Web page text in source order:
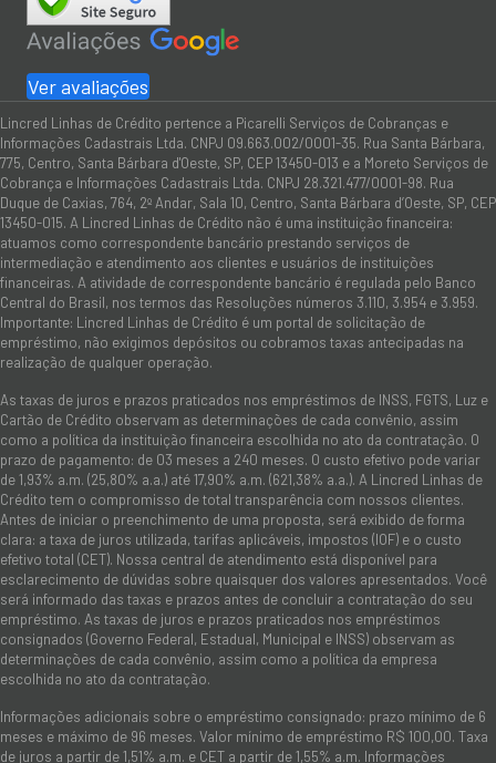
Ver avaliações
Lincred Linhas de Crédito pertence a Picarelli Serviços de Cobranças e
Informações Cadastrais Ltda. CNPJ 09.663.002/0001-35. Rua Santa Bárbara,
775, Centro, Santa Bárbara d'Oeste, SP, CEP 13450-013 e a Moreto Serviços de
Cobrança e Informações Cadastrais Ltda. CNPJ 28.321.477/0001-98. Rua
Duque de Caxias, 764, 2º Andar, Sala 10, Centro, Santa Bárbara d’Oeste, SP, CEP
13450-015. A Lincred Linhas de Crédito não é uma instituição financeira:
atuamos como correspondente bancário prestando serviços de
intermediação e atendimento aos clientes e usuários de instituições
financeiras. A atividade de correspondente bancário é regulada pelo Banco
Central do Brasil, nos termos das Resoluções números 3.110, 3.954 e 3.959.
Importante: Lincred Linhas de Crédito é um portal de solicitação de
empréstimo, não exigimos depósitos ou cobramos taxas antecipadas na
realização de qualquer operação.
As taxas de juros e prazos praticados nos empréstimos de INSS, FGTS, Luz e
Cartão de Crédito observam as determinações de cada convênio, assim
como a política da instituição financeira escolhida no ato da contratação. O
prazo de pagamento: de 03 meses a 240 meses. O custo efetivo pode variar
de 1,93% a.m. (25,80% a.a.) até 17,90% a.m. (621,38% a.a.). A Lincred Linhas de
Crédito tem o compromisso de total transparência com nossos clientes.
Antes de iniciar o preenchimento de uma proposta, será exibido de forma
clara: a taxa de juros utilizada, tarifas aplicáveis, impostos (IOF) e o custo
efetivo total (CET). Nossa central de atendimento está disponível para
esclarecimento de dúvidas sobre quaisquer dos valores apresentados. Você
será informado das taxas e prazos antes de concluir a contratação do seu
empréstimo. As taxas de juros e prazos praticados nos empréstimos
consignados (Governo Federal, Estadual, Municipal e INSS) observam as
determinações de cada convênio, assim como a política da empresa
escolhida no ato da contratação.
Informações adicionais sobre o empréstimo consignado: prazo mínimo de 6
meses e máximo de 96 meses. Valor mínimo de empréstimo R$ 100,00. Taxa
de juros a partir de 1,51% a.m. e CET a partir de 1,55% a.m. Informações